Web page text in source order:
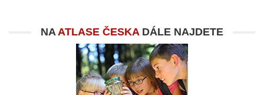
NAATLASE ČESKADÁLE NAJDETE